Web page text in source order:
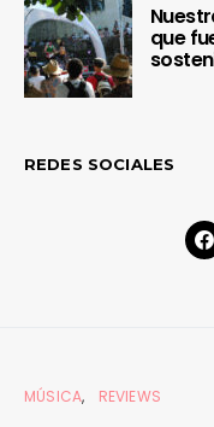
que
REDES SOCIALES
MÚSICA REVIEWS